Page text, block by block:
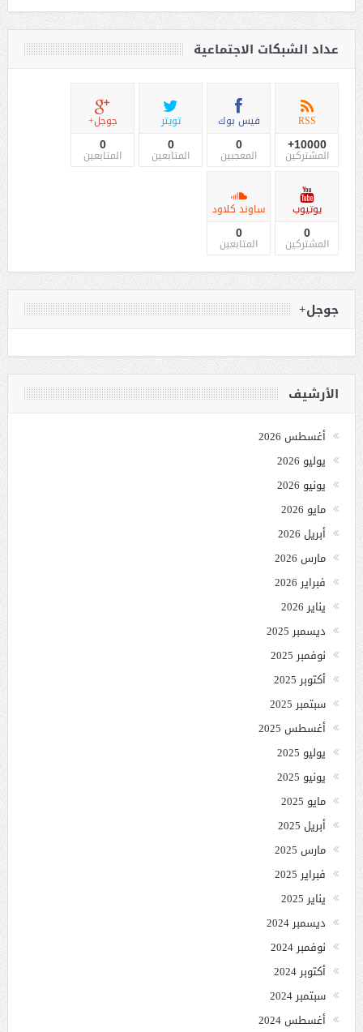
عداد الشبكات الاجتماعية
RSS
10000+
المشتركين
فيس بوك
0
المعجبين
تويتر
0
المتابعين
جوجل+
0
المتابعين
يوتيوب
0
المشتركين
ساوند كلاود
0
المتابعين
جوجل+
الأرشيف
أغسطس 2026
يوليو 2026
يونيو 2026
مايو 2026
أبريل 2026
مارس 2026
فبراير 2026
يناير 2026
ديسمبر 2025
نوفمبر 2025
أكتوبر 2025
سبتمبر 2025
أغسطس 2025
يوليو 2025
يونيو 2025
مايو 2025
أبريل 2025
مارس 2025
فبراير 2025
يناير 2025
ديسمبر 2024
نوفمبر 2024
أكتوبر 2024
سبتمبر 2024
أغسطس 2024